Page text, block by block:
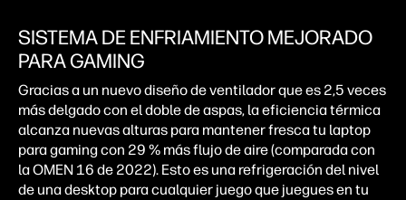
SISTEMA DE ENFRIAMIENTO MEJORADO
PARA GAMING
Gracias a un nuevo diseño de ventilador que es 2,5 veces
más delgado con el doble de aspas, la eficiencia térmica
alcanza nuevas alturas para mantener fresca tu laptop
para gaming con 29 % más flujo de aire (comparada con
la OMEN 16 de 2022). Esto es una refrigeración del nivel
de una desktop para cualquier juego que juegues en tu